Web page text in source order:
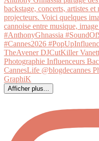
Afficher plus...